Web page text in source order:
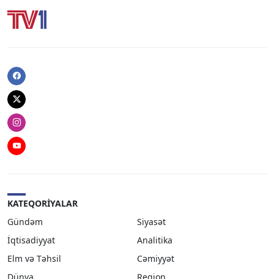
Facebook
Twitter
Instagram
Youtube
KATEQORIYALAR
Gündəm
Siyasət
İqtisadiyyat
Analitika
Elm və Təhsil
Cəmiyyət